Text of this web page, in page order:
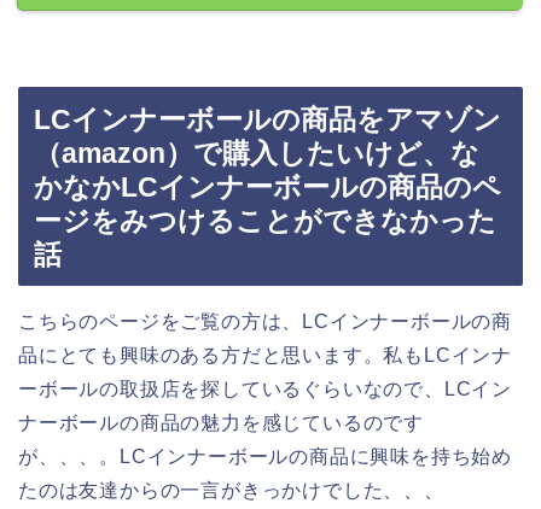
LCインナーボールの商品をアマゾン
（amazon）で購入したいけど、な
かなかLCインナーボールの商品のペ
ージをみつけることができなかった
話
こちらのページをご覧の方は、LCインナーボールの商
品にとても興味のある方だと思います。私もLCインナ
ーボールの取扱店を探しているぐらいなので、LCイン
ナーボールの商品の魅力を感じているのです
が、、、。LCインナーボールの商品に興味を持ち始め
たのは友達からの一言がきっかけでした、、、